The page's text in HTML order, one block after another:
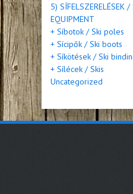
5) SÍFELSZERELÉSEK /
EQUIPMENT
+ Síbotok / Ski poles
+ Sícipők / Ski boots
+ Síkötések / Ski
+ Sílécek / Skis
Uncategorized